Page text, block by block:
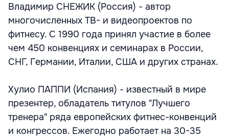
Владимир СНЕЖИК (Россия) - автор
многочисленных ТВ- и видеопроектов по
фитнесу. С 1990 года принял участие в более
чем 450 конвенциях и семинарах в России,
СНГ, Германии, Италии, США и других странах.
Хулио ПАППИ (Испания) - известный в мире
презентер, обладатель титулов "Лучшего
тренера" ряда европейских фитнес-конвенций
и конгрессов. Ежегодно работает на 30-35